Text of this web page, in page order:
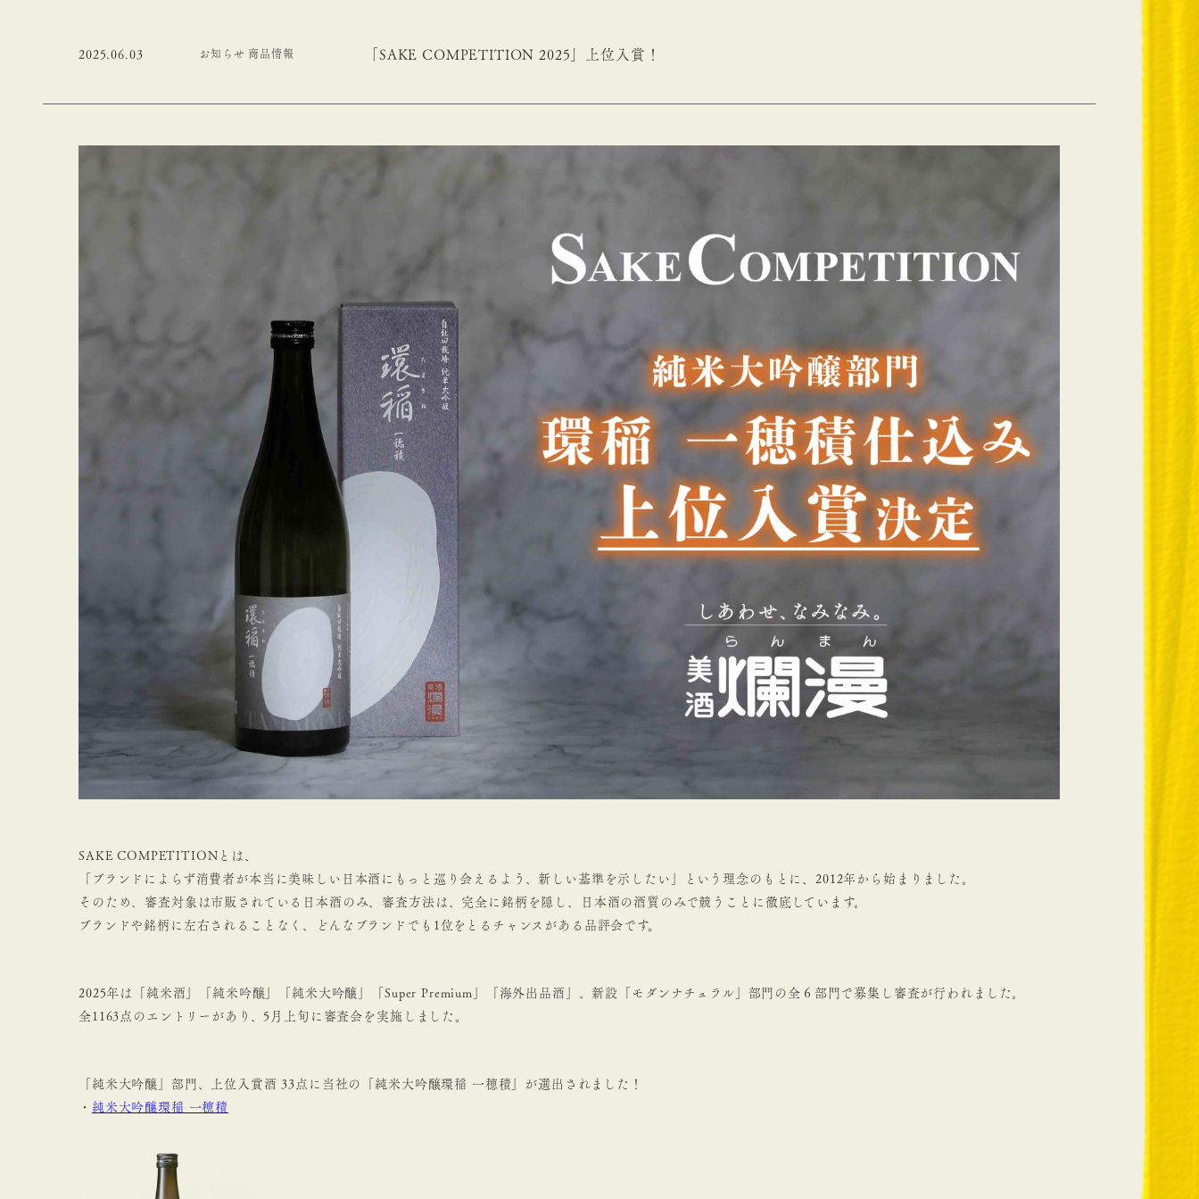
2025.06.03 お知らせ 商品情報 「SAKE COMPETITION 2025」上位入賞！
SAKE COMPETITIONとは、
「ブランドによらず消費者が本当に美味しい日本酒にもっと巡り会えるよう、新しい基準を示したい」という理念のもとに、2012年から始まりました。
そのため、審査対象は市販されている日本酒のみ、審査方法は、完全に銘柄を隠し、日本酒の酒質のみで競うことに徹底しています。
ブランドや銘柄に左右されることなく、どんなブランドでも1位をとるチャンスがある品評会です。
2025年は「純米酒」「純米吟醸」「純米大吟醸」「Super Premium」「海外出品酒」、新設「モダンナチュラル」部門の全６部門で募集し審査が行われました。
全1163点のエントリーがあり、5月上旬に審査会を実施しました。
「純米大吟醸」部門、上位入賞酒 33点に当社の「純米大吟醸環稲 一穂積」が選出されました！
・ 純米大吟醸環稲 一穂積